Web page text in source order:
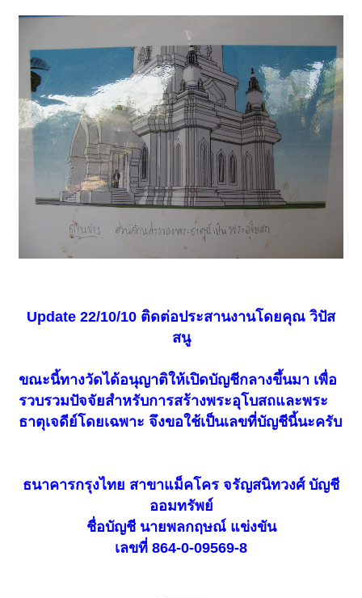
Update 22/10/10 ติดต่อประสานงานโดยคุณ วิปัส
สนู
ขณะนี้ทางวัดได้อนุญาติให้เปิดบัญชีกลางขึ้นมา เพื่อ
รวบรวมปัจจัยสำหรับการสร้างพระอุโบสถและพระ
ธาตุเจดีย์โดยเฉพาะ จึงขอใช้เป็นเลขที่บัญชีนี้นะครับ
ธนาคารกรุงไทย สาขาแม็คโคร จรัญสนิทวงศ์ บัญชี
ออมทรัพย์
ชื่อบัญชี นายพลกฤษณ์ แข่งขัน
เลขที่ 864-0-09569-8